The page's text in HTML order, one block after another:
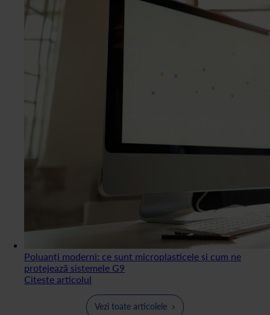
Poluanți moderni: ce sunt microplasticele și cum ne
protejează sistemele G9
Citeste articolul
Vezi toate articolele